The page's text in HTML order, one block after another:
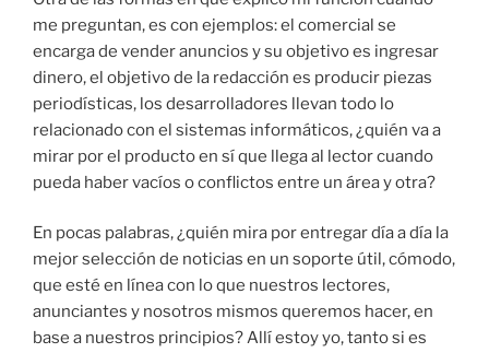
me preguntan, es con ejemplos: el comercial se
encarga de vender anuncios y su objetivo es ingresar
dinero, el objetivo de la redacción es producir piezas
periodísticas, los desarrolladores llevan todo lo
relacionado con el sistemas informáticos, ¿quién va a
mirar por el producto en sí que llega al lector cuando
pueda haber vacíos o conflictos entre un área y otra?
En pocas palabras, ¿quién mira por entregar día a día la
mejor selección de noticias en un soporte útil, cómodo,
que esté en línea con lo que nuestros lectores,
anunciantes y nosotros mismos queremos hacer, en
base a nuestros principios? Allí estoy yo, tanto si es